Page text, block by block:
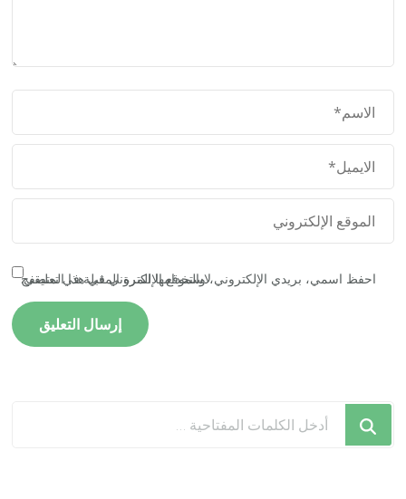
احفظ اسمي، بريدي الإلكتروني، والموقع الإلكتروني في هذا المتصفح لاستخدامها المرة المقبلة في تعليقي.
هل
تبحث